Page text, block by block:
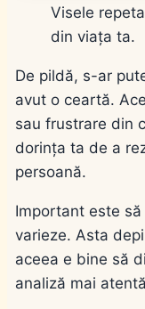
Visele
din viața ta.
De pildă, s-ar
avut o ceartă.
sau frustrare din
dorința ta de a
persoană.
Important este
varieze. Asta
aceea e bine să
analiză mai